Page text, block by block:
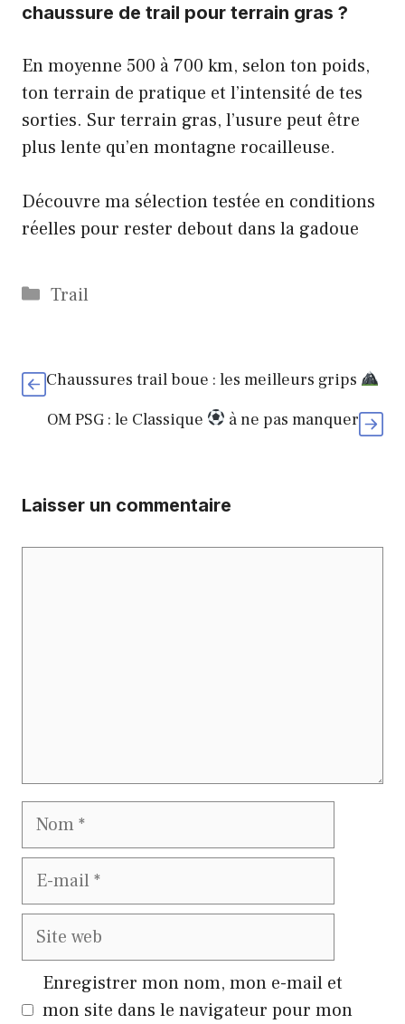
chaussure de trail pour terrain gras ?
En moyenne 500 à 700 km, selon ton poids,
ton terrain de pratique et l’intensité de tes
sorties. Sur terrain gras, l’usure peut être
plus lente qu’en montagne rocailleuse.
Découvre ma sélection testée en conditions
réelles pour rester debout dans la gadoue
Catégories
Trail
Chaussures trail boue : les meilleurs grips
OM PSG : le Classique
à ne pas manquer
Laisser un commentaire
Nom
E-
Site
Enregistrer mon nom, mon e-mail et
mon site dans le navigateur pour mon